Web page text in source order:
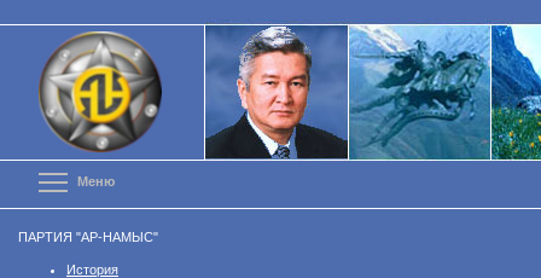
к
основному
содержанию
Меню
ПАРТИЯ "АР-НАМЫС"
История